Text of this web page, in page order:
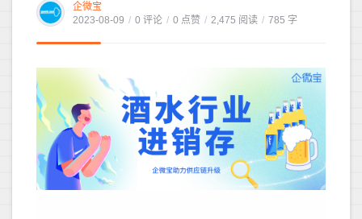
企微宝
2023-08-09 / 0 评论 / 0 点赞 / 2,475 阅读 / 785 字